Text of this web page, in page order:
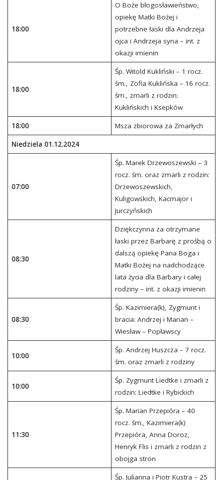
18:00
O Boże błogosławieństwo,
opiekę Matki Bożej i
potrzebne łaski dla Andrzeja
ojca i Andrzeja syna – int. z
okazji imienin
18:00
Śp. Witold Kukliński – 1 rocz.
śm., Zofia Kuklińska – 16 rocz.
śm., zmarli z rodzin:
Kuklińskich i Ksepków
18:00 Msza zbiorowa za Zmarłych
Niedziela 01.12.2024
07:00
Śp. Marek Drzewoszewski – 3
rocz. śm. oraz zmarli z rodzin:
Drzewoszewskich,
Kuligowskich, Kacmajor i
Jurczyńskich
08:30
Dziękczynna za otrzymane
łaski przez Barbarę z prośbą o
dalszą opiekę Pana Boga i
Matki Bożej na nadchodzące
lata życia dla Barbary i całej
rodziny – int. z okazji imienin
08:30
Śp. Kazimiera(k), Zygmunt i
bracia: Andrzej i Marian –
Wiesław – Popławscy
10:00
Śp. Andrzej Huszcza – 7 rocz.
śm. oraz zmarli z rodziny
10:00
Śp. Zygmunt Liedtke i zmarli z
rodzin: Liedtke i Rybickich
11:30
Śp. Marian Przepióra – 40
rocz. śm., Kazimiera(k)
Przepióra, Anna Doroz,
Henryk Flis i zmarli z rodzin z
obojga stron
Śp. Julianna i Piotr Kustra – 25